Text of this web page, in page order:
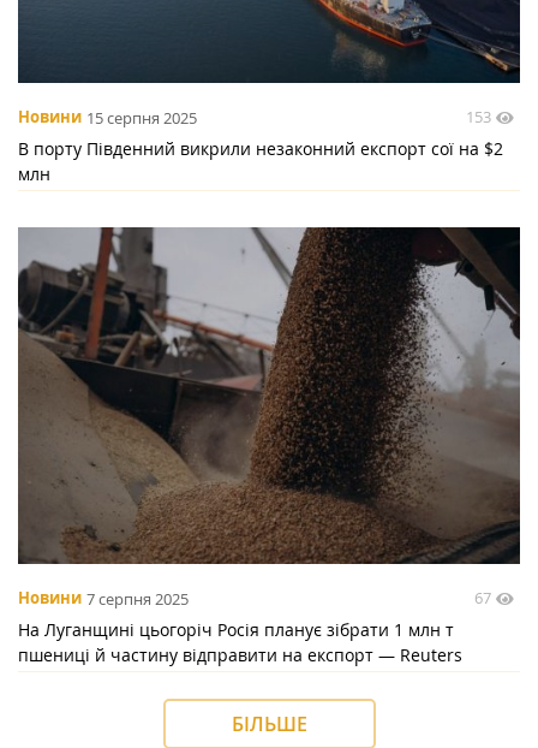
Новини 15 серпня 2025 153
В порту Південний викрили незаконний експорт сої на $2
млн
Новини 7 серпня 2025 67
На Луганщині цьогоріч Росія планує зібрати 1 млн т
пшениці й частину відправити на експорт — Reuters
БІЛЬШЕ